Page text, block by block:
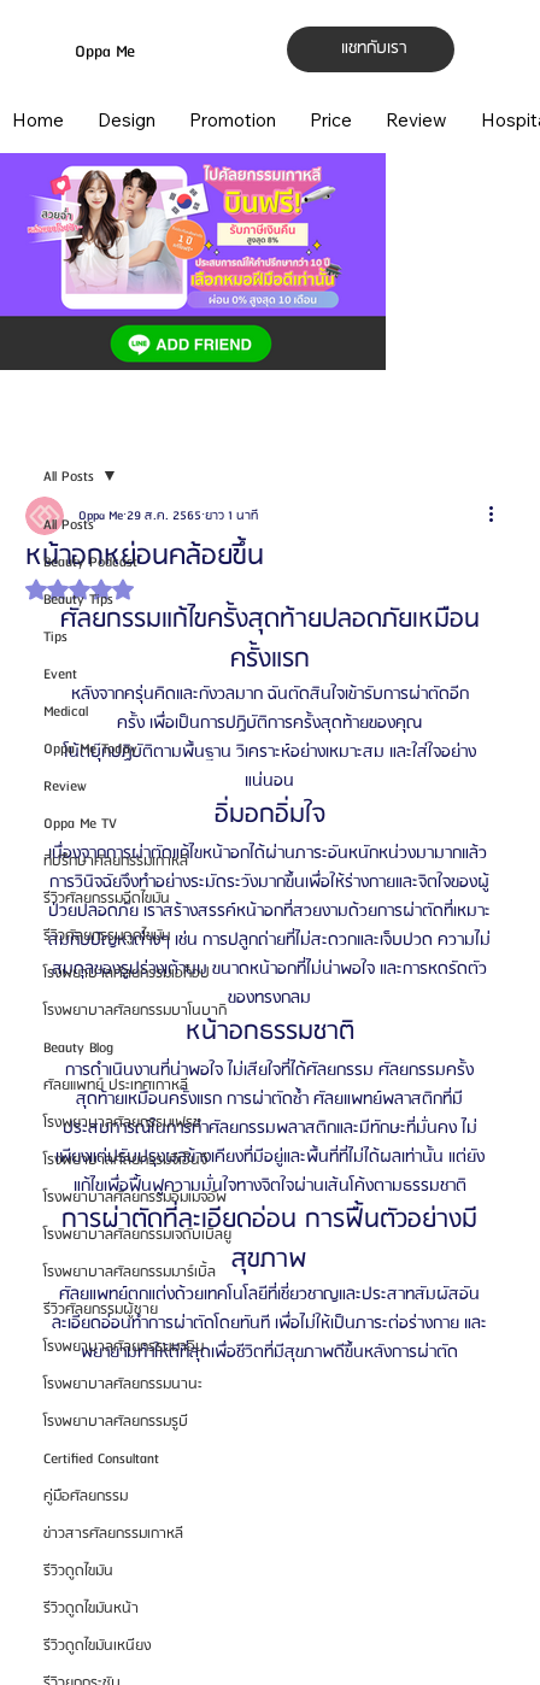
แชทกับเรา
Oppa Me
Home Design Promotion Price Review
All Posts
Beauty Podcast
Beauty Tips
Tips
Event
Medical
Oppa Me Today
Review
Oppa Me TV
ที่ปรึกษาศัลยกรรมเกาหลี
รีวิวศัลยกรรมฉีดไขมัน
รีวิวศัลยกรรมดูดไขมัน
โรงพยาบาลศัลยกรรมเอท็อป
โรงพยาบาลศัลยกรรมบาโนบากิ
Beauty Blog
ศัลยแพทย์ ประเทศเกาหลี
โรงพยาบาลศัลยกรรมเฟรช
โรงพยาบาลศัลยกรรมจีเอ็นจี
โรงพยาบาลศัลยกรรมอิมเมจอัพ
โรงพยาบาลศัลยกรรมเจดับเบิลยู
โรงพยาบาลศัลยกรรมมาร์เบิ้ล
รีวิวศัลยกรรมผู้ชาย
โรงพยาบาลศัลยกรรมมาอิน
โรงพยาบาลศัลยกรรมนานะ
โรงพยาบาลศัลยกรรมรูบี
Certified Consultant
คู่มือศัลยกรรม
ข่าวสารศัลยกรรมเกาหลี
รีวิวดูดไขมัน
รีวิวดูดไขมันหน้า
รีวิวดูดไขมันเหนียง
All Posts
หน้าอกหย่อนคล้อยขึ้น
Oppa Me29 ส.ค. 2565 ยาว 1 นาที
ได้รับ NaN เต็ม 5 ดาว
ศัลยกรรมแก้ไขครั้งสุดท้ายปลอดภัยเหมือน
ครั้งแรก
หลังจากครุ่นคิดและกังวลมาก ฉันตัดสินใจเข้ารับการผ่าตัดอีก
ครั้ง เพื่อเป็นการปฏิบัติการครั้งสุดท้ายของคุณ
โน้ตบุ๊กปฏิบัติตามพื้นฐาน วิเคราะห์อย่างเหมาะสม และใส่ใจอย่าง
แน่นอน
อิ่มอกอิ่มใจ
เนื่องจากการผ่าตัดแก้ไขหน้าอกได้ผ่านภาระอันหนักหน่วงมามากแล้ว
การวินิจฉัยจึงทำอย่างระมัดระวังมากขึ้นเพื่อให้ร่างกายและจิตใจของผู้
ป่วยปลอดภัย เราสร้างสรรค์หน้าอกที่สวยงามด้วยการผ่าตัดที่เหมาะ
สมกับปัญหาต่างๆ เช่น การปลูกถ่ายที่ไม่สะดวกและเจ็บปวด ความไม่
สมดุลของรูปร่างเต้านม ขนาดหน้าอกที่ไม่น่าพอใจ และการหดรัดตัว
ของทรงกลม
หน้าอกธรรมชาติ
การดำเนินงานที่น่าพอใจ ไม่เสียใจที่ได้ศัลยกรรม ศัลยกรรมครั้ง
สุดท้ายเหมือนครั้งแรก การผ่าตัดซ้ำ ศัลยแพทย์พลาสติกที่มี
ประสบการณ์ในการทำศัลยกรรมพลาสติกและมีทักษะที่มั่นคง ไม่
เพียงแต่ปรับปรุงผลข้างเคียงที่มีอยู่และพื้นที่ที่ไม่ได้ผลเท่านั้น แต่ยัง
แก้ไขเพื่อฟื้นฟูความมั่นใจทางจิตใจผ่านเส้นโค้งตามธรรมชาติ
การผ่าตัดที่ละเอียดอ่อน การฟื้นตัวอย่างมี
สุขภาพ
ศัลยแพทย์ตกแต่งด้วยเทคโนโลยีที่เชี่ยวชาญและประสาทสัมผัสอัน
ละเอียดอ่อนทำการผ่าตัดโดยทันที เพื่อไม่ให้เป็นภาระต่อร่างกาย และ
พยายามทำให้ดีที่สุดเพื่อชีวิตที่มีสุขภาพดีขึ้นหลังการผ่าตัด